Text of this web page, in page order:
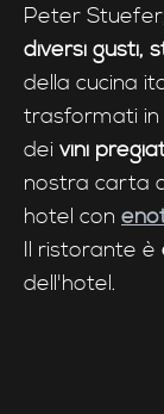
Peter
diversi gusti,
della cucina
trasformati in
dei vini
nostra carta
hotel con
Il ristorante è
dell'hotel.